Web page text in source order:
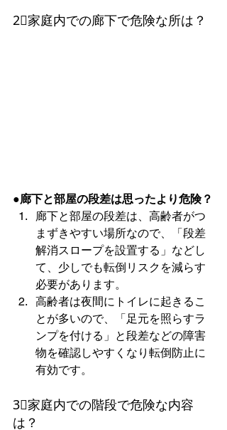
2⃣家庭内での廊下で危険な所は？
●廊下と部屋の段差は思ったより危険？
廊下と部屋の段差は、高齢者がつ
まずきやすい場所なので、「段差
解消スロープを設置する」などし
て、少しでも転倒リスクを減らす
必要があります。
高齢者は夜間にトイレに起きるこ
とが多いので、「足元を照らすラ
ンプを付ける」と段差などの障害
物を確認しやすくなり転倒防止に
有効です。
3⃣家庭内での階段で危険な内容
は？